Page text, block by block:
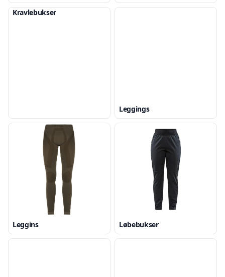
Kravlebukser
Leggings
Leggins Løbebukser